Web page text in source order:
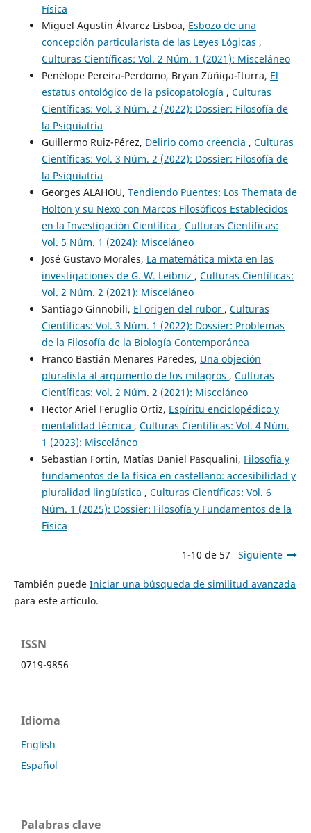
Física
Miguel Agustín Álvarez Lisboa, Esbozo de una
concepción particularista de las Leyes Lógicas ,
Culturas Científicas: Vol. 2 Núm. 1 (2021): Misceláneo
Penélope Pereira-Perdomo, Bryan Zúñiga-Iturra, El
estatus ontológico de la psicopatología , Culturas
Científicas: Vol. 3 Núm. 2 (2022): Dossier: Filosofía de
la Psiquiatría
Guillermo Ruiz-Pérez, Delirio como creencia , Culturas
Científicas: Vol. 3 Núm. 2 (2022): Dossier: Filosofía de
la Psiquiatría
Georges ALAHOU, Tendiendo Puentes: Los Themata de
Holton y su Nexo con Marcos Filosóficos Establecidos
en la Investigación Científica , Culturas Científicas:
Vol. 5 Núm. 1 (2024): Misceláneo
José Gustavo Morales, La matemática mixta en las
investigaciones de G. W. Leibniz , Culturas Científicas:
Vol. 2 Núm. 2 (2021): Misceláneo
Santiago Ginnobili, El origen del rubor , Culturas
Científicas: Vol. 3 Núm. 1 (2022): Dossier: Problemas
de la Filosofía de la Biología Contemporánea
Franco Bastián Menares Paredes, Una objeción
pluralista al argumento de los milagros , Culturas
Científicas: Vol. 2 Núm. 2 (2021): Misceláneo
Hector Ariel Feruglio Ortiz, Espíritu enciclopédico y
mentalidad técnica , Culturas Científicas: Vol. 4 Núm.
1 (2023): Misceláneo
Sebastian Fortin, Matías Daniel Pasqualini, Filosofía y
fundamentos de la física en castellano: accesibilidad y
pluralidad lingüística , Culturas Científicas: Vol. 6
Núm. 1 (2025): Dossier: Filosofía y Fundamentos de la
Física
1-10 de 57 Siguiente
También puede Iniciar una búsqueda de similitud avanzada
para este artículo.
ISSN
0719-9856
Idioma
English
Español
Palabras clave